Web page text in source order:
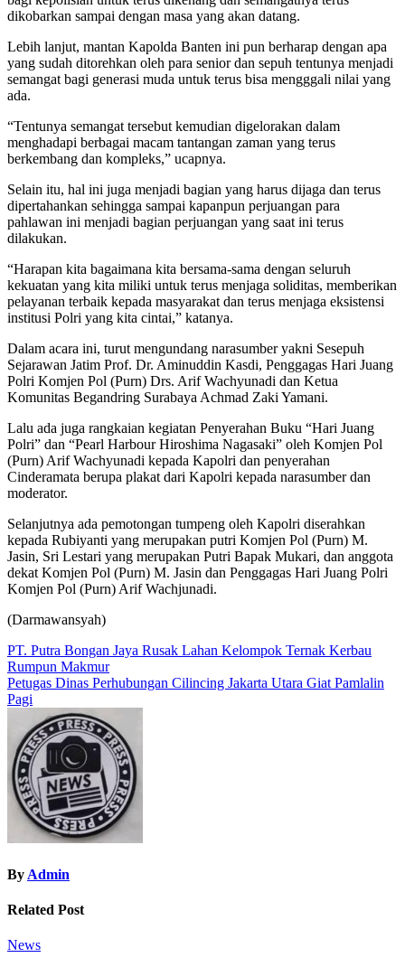
dikobarkan sampai dengan masa yang akan datang.
Lebih lanjut, mantan Kapolda Banten ini pun berharap dengan apa
yang sudah ditorehkan oleh para senior dan sepuh tentunya menjadi
semangat bagi generasi muda untuk terus bisa mengggali nilai yang
ada.
“Tentunya semangat tersebut kemudian digelorakan dalam
menghadapi berbagai macam tantangan zaman yang terus
berkembang dan kompleks,” ucapnya.
Selain itu, hal ini juga menjadi bagian yang harus dijaga dan terus
dipertahankan sehingga sampai kapanpun perjuangan para
pahlawan ini menjadi bagian perjuangan yang saat ini terus
dilakukan.
“Harapan kita bagaimana kita bersama-sama dengan seluruh
kekuatan yang kita miliki untuk terus menjaga soliditas, memberikan
pelayanan terbaik kepada masyarakat dan terus menjaga eksistensi
institusi Polri yang kita cintai,” katanya.
Dalam acara ini, turut mengundang narasumber yakni Sesepuh
Sejarawan Jatim Prof. Dr. Aminuddin Kasdi, Penggagas Hari Juang
Polri Komjen Pol (Purn) Drs. Arif Wachyunadi dan Ketua
Komunitas Begandring Surabaya Achmad Zaki Yamani.
Lalu ada juga rangkaian kegiatan Penyerahan Buku “Hari Juang
Polri” dan “Pearl Harbour Hiroshima Nagasaki” oleh Komjen Pol
(Purn) Arif Wachyunadi kepada Kapolri dan penyerahan
Cinderamata berupa plakat dari Kapolri kepada narasumber dan
moderator.
Selanjutnya ada pemotongan tumpeng oleh Kapolri diserahkan
kepada Rubiyanti yang merupakan putri Komjen Pol (Purn) M.
Jasin, Sri Lestari yang merupakan Putri Bapak Mukari, dan anggota
dekat Komjen Pol (Purn) M. Jasin dan Penggagas Hari Juang Polri
Komjen Pol (Purn) Arif Wachjunadi.
(Darmawansyah)
Navigasi
pos
PT. Putra Bongan Jaya Rusak Lahan Kelompok Ternak Kerbau
Rumpun Makmur
Petugas Dinas Perhubungan Cilincing Jakarta Utara Giat Pamlalin
Pagi
By Admin
Related Post
News